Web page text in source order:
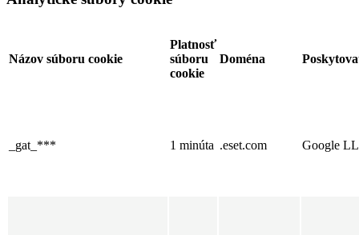
Názov súboru cookie
Platnosť
súboru
cookie
Doména
_gat_*** 1 minúta .eset.com Google